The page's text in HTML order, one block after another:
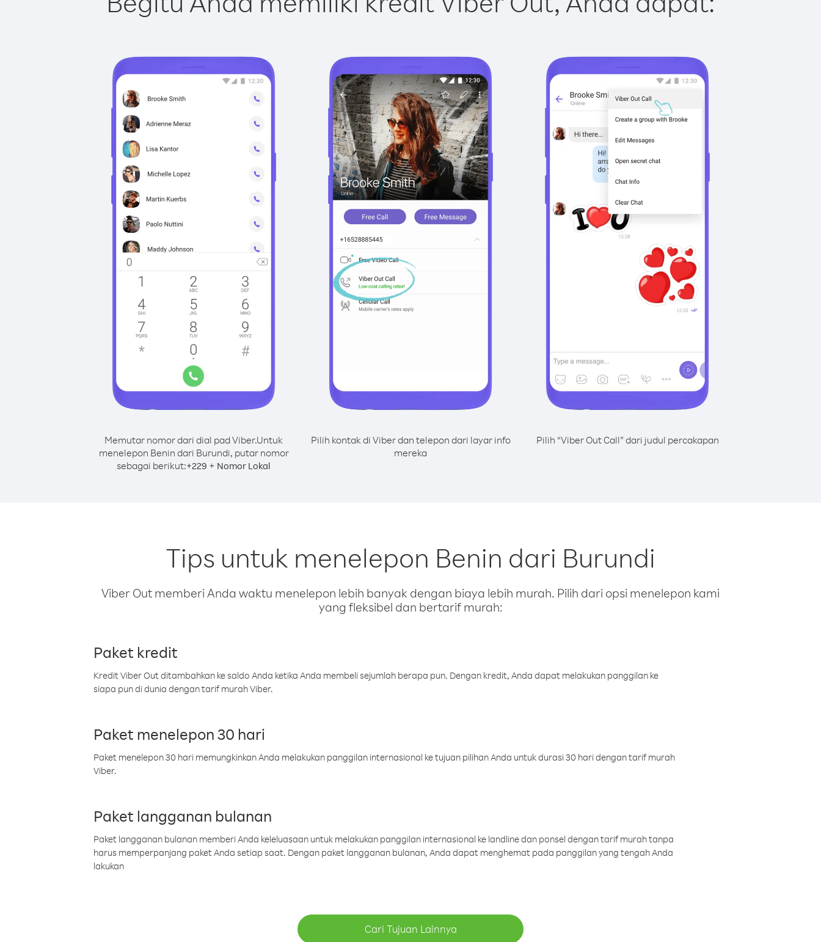
Memutar nomor dari dial pad Viber.Untuk
menelepon Benin dari Burundi, putar nomor
sebagai berikut:+229 + Nomor Lokal
Pilih kontak di Viber dan telepon dari layar info
mereka
Pilih “Viber Out Call” dari judul percakapan
Tips untuk menelepon Benin dari Burundi
Viber Out memberi Anda waktu menelepon lebih banyak dengan biaya lebih murah. Pilih dari opsi menelepon kami
yang fleksibel dan bertarif murah:
Paket kredit
Kredit Viber Out ditambahkan ke saldo Anda ketika Anda membeli sejumlah berapa pun. Dengan kredit, Anda dapat melakukan panggilan ke
siapa pun di dunia dengan tarif murah Viber.
Paket menelepon 30 hari
Paket menelepon 30 hari memungkinkan Anda melakukan panggilan internasional ke tujuan pilihan Anda untuk durasi 30 hari dengan tarif murah
Viber.
Paket langganan bulanan
Paket langganan bulanan memberi Anda keleluasaan untuk melakukan panggilan internasional ke landline dan ponsel dengan tarif murah tanpa
harus memperpanjang paket Anda setiap saat. Dengan paket langganan bulanan, Anda dapat menghemat pada panggilan yang tengah Anda
lakukan
Cari Tujuan Lainnya